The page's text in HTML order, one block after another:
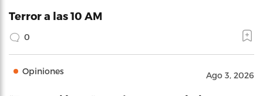
Terror a las 10 AM
0
Opiniones Ago 3, 2026